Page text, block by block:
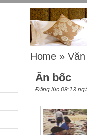
Home »
Ăn bốc
Đăng lúc 08:13